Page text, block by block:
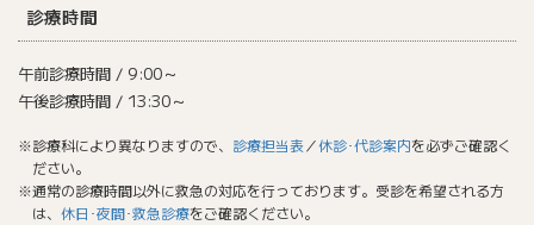
診療時間
午前診療時間 / 9:00～
午後診療時間 / 13:30～
※診療科により異なりますので、 診療担当表／休診･代診案内を必ずご確認く
ださい。
※通常の診療時間以外に救急の対応を行っております。受診を希望される方
は、 休日･夜間･救急診療をご確認ください。